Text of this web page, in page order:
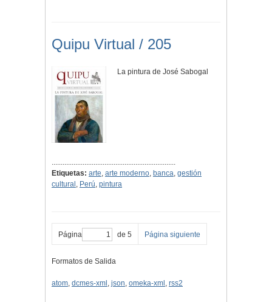
Quipu Virtual / 205
La pintura de José Sabogal
....................................................................
Etiquetas: arte, arte moderno, banca, gestión
cultural , Perú, pintura
Página de 5 Página siguiente
Formatos de Salida
atom, dcmes-xml , json, omeka-xml , rss2